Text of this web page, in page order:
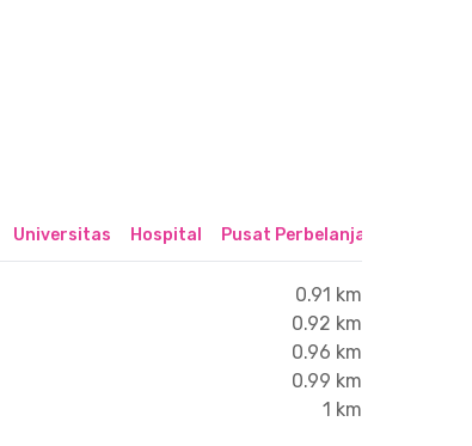
Universitas Hospital Pusat Perbelanjaan &
0.91 km
0.92 km
0.96 km
0.99 km
1 km